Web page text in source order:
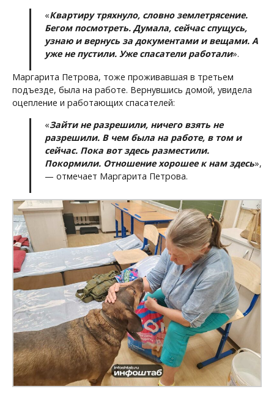
«Квартиру тряхнуло, словно землетрясение.
Бегом посмотреть. Думала, сейчас спущусь,
узнаю и вернусь за документами и вещами. А
уже не пустили. Уже спасатели работали».
Маргарита Петрова, тоже проживавшая в третьем
подъезде, была на работе. Вернувшись домой, увидела
оцепление и работающих спасателей:
«Зайти не разрешили, ничего взять не
разрешили. В чем была на работе, в том и
сейчас. Пока вот здесь разместили.
Покормили. Отношение хорошее к нам здесь»,
— отмечает Маргарита Петрова.